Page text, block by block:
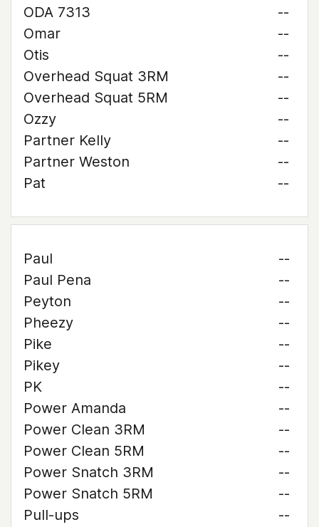
ODA 7313
--
Omar
--
Otis
--
Overhead Squat 3RM
--
Overhead Squat 5RM
--
Ozzy
--
Partner Kelly
--
Partner Weston
--
Pat
--
Paul
--
Paul Pena
--
Peyton
--
Pheezy
--
Pike
--
Pikey
--
PK
--
Power Amanda
--
Power Clean 3RM
--
Power Clean 5RM
--
Power Snatch 3RM
--
Power Snatch 5RM
--
Pull-ups
--